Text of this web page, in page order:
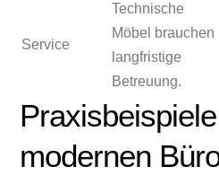
Service
Technische
Möbel brauchen
langfristige
Betreuung.
modernen